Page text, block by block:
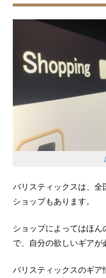
バリスティックスは、
ショップもあります。
ショップによってはほ
で、自分の欲しいギアが
バリスティックスのギア